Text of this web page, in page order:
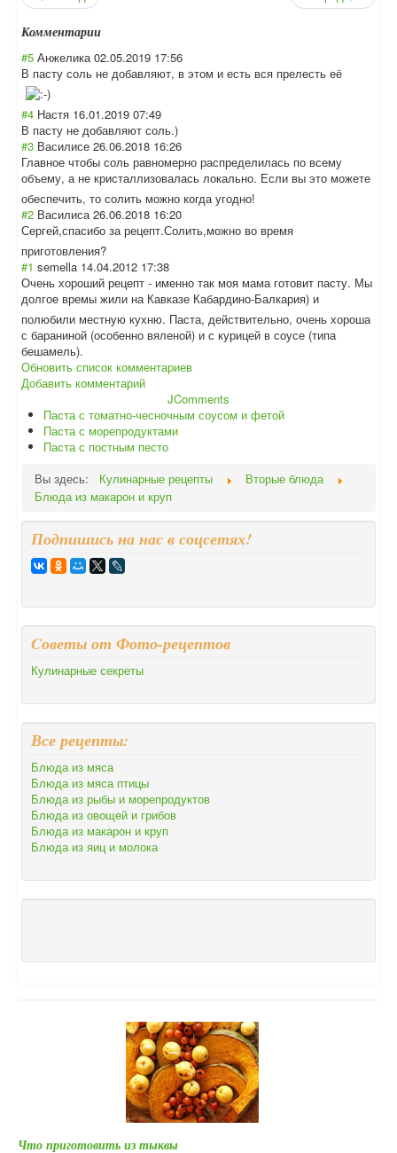
Комментарии
#5 Анжелика 02.05.2019 17:56
В пасту соль не добавляют, в этом и есть вся прелесть её
#4 Настя 16.01.2019 07:49
В пасту не добавляют соль.)
#3 Василисе 26.06.2018 16:26
Главное чтобы соль равномерно распределилась по всему
объему, а не кристаллизовалась локально. Если вы это можете
обеспечить, то солить можно когда угодно!
#2 Василиса 26.06.2018 16:20
Сергей,спасибо за рецепт.Солить,можно во время
приготовления?
#1 semella 14.04.2012 17:38
Очень хороший рецепт - именно так моя мама готовит пасту. Мы
долгое времы жили на Кавказе Кабардино-Балкария) и
полюбили местную кухню. Паста, действительно, очень хороша
с бараниной (особенно вяленой) и с курицей в соусе (типа
бешамель).
Обновить список комментариев
Добавить комментарий
JComments
Паста с томатно-чесночным соусом и фетой
Паста с морепродуктами
Паста с постным песто
Вы здесь:
Кулинарные рецепты
Вторые блюда
Блюда из макарон и круп
Подпишись на нас в соцсетях!
Cоветы от Фото-рецептов
Кулинарные секреты
Все рецепты:
Блюда из мяса
Блюда из мяса птицы
Блюда из рыбы и морепродуктов
Блюда из овощей и грибов
Блюда из макарон и круп
Блюда из яиц и молока
Что приготовить из тыквы